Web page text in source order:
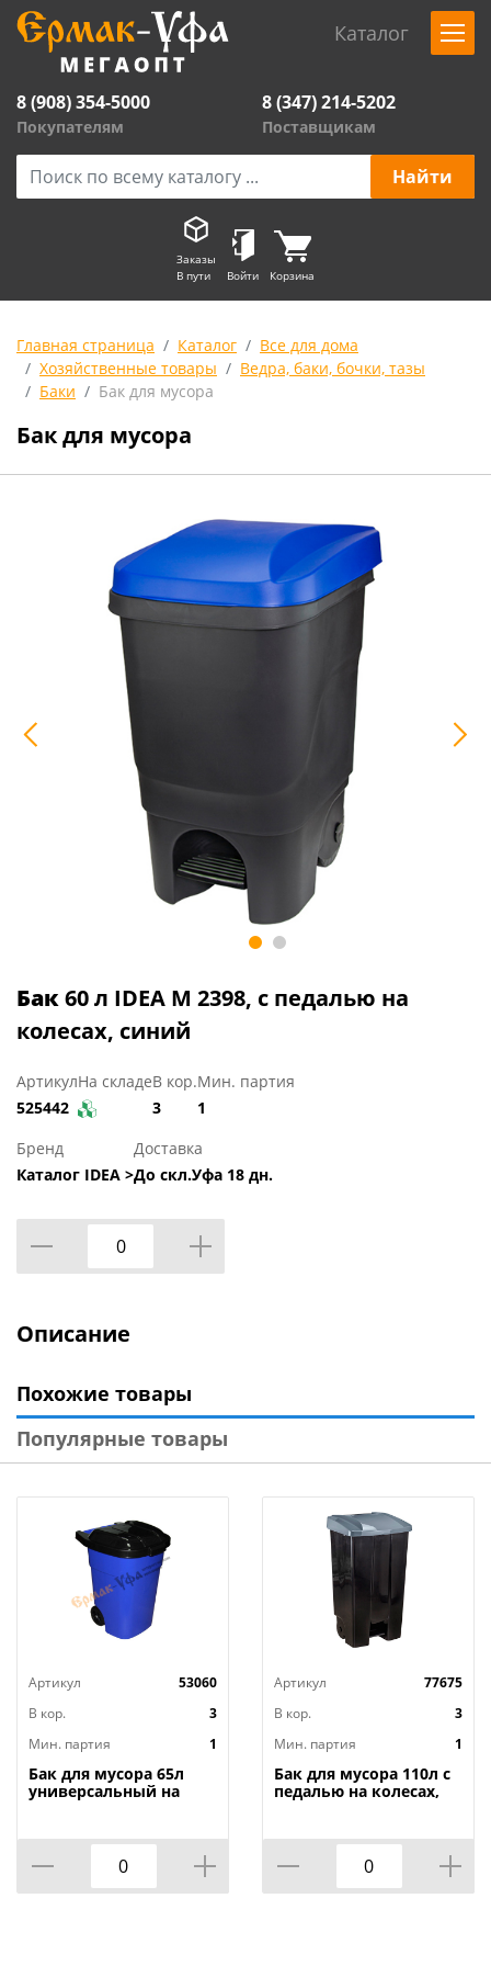
Каталог
8 (908) 354-5000
Покупателям
8 (347) 214-5202
Поставщикам
Заказы
В пути
Войти Корзина
Главная страница Каталог
Все для дома
Хозяйственные товары
Ведра, баки, бочки, тазы
Баки
Бак для мусора
Бак для мусора
Бак60 л IDEA М 2398, с педалью на
колесах, синий
Артикул
525442
На складеВ кор.
3
Мин. партия
1
Бренд
Каталог IDEA >
Доставка
До скл.Уфа 18 дн.
Описание
Похожие товары
Популярные товары
Артикул
53060
В кор.
3
Мин. партия
1
Бак для мусора 65л
универсальный на
1/1
Артикул
77675
В кор.
3
Мин. партия
1
Бак для мусора 110л с
педалью на колесах,